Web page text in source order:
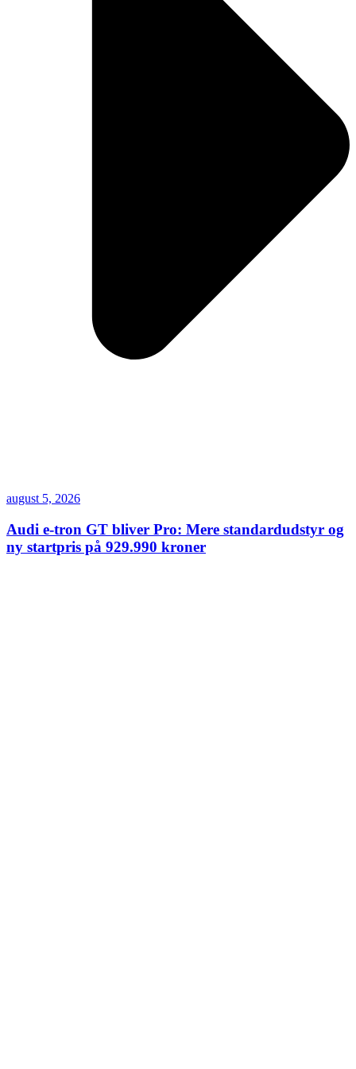
august 5, 2026
Audi e-tron GT bliver Pro: Mere standardudstyr og
ny startpris på 929.990 kroner